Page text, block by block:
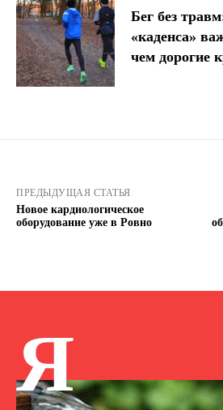
Бег без
«каденса»
чем дорогие
ПРЕДЫДУЩАЯ СТАТЬЯ
Новое кардиологическое
оборудование уже в Ровно
Я